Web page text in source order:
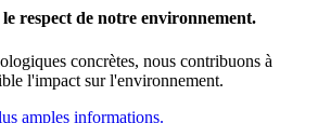
respect de notre environnement.
concrètes, nous contribuons à
l'impact sur l'environnement.
amples informations.